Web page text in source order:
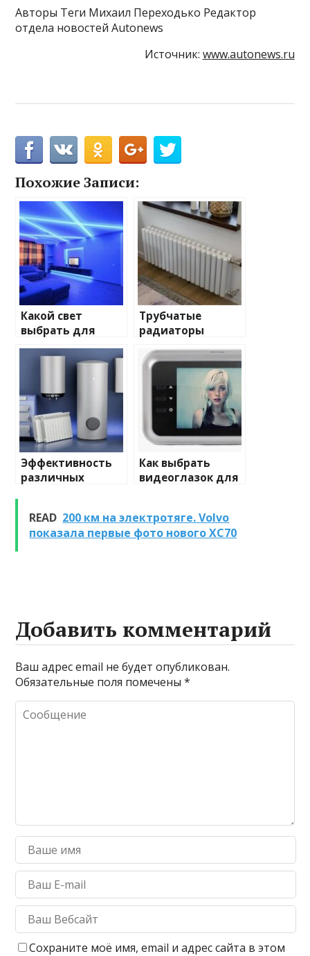
Авторы Теги Михаил Переходько Редактор
отдела новостей Autonews
Источник: www.autonews.ru
Похожие Записи:
Какой свет
выбрать для
домашнего
освещения
Трубчатые
радиаторы
отопления: виды
и характеристики
Эффективность
различных
очистке и
промывке котлов
Как выбрать
видеоглазок для
READ 200 км на электротяге. Volvo
показала первые фото нового XC70
Добавить комментарий
Ваш адрес email не будет опубликован.
Обязательные поля помечены*
Сохраните моё имя, email и адрес сайта в этом